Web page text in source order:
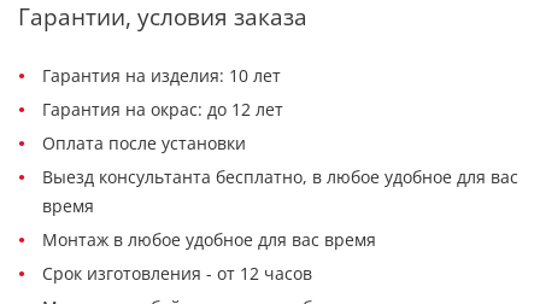
Гарантии, условия заказа
Гарантия на изделия: 10 лет
Гарантия на окрас: до 12 лет
Оплата после установки
Выезд консультанта бесплатно, в любое удобное для вас
время
Монтаж в любое удобное для вас время
Срок изготовления - от 12 часов